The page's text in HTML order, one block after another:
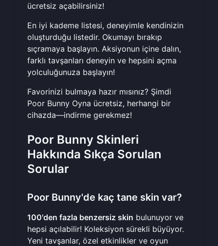
ücretsiz açabilirsiniz!
En iyi kademe listesi, deneyimle kendinizin
oluşturduğu listedir. Okumayı bırakıp
sıçramaya başlayın. Aksiyonun içine dalın,
farklı tavşanları deneyin ve hepsini açma
yolculuğunuza başlayın!
Favorinizi bulmaya hazır mısınız? Şimdi
Poor Bunny Oyna ücretsiz, herhangi bir
cihazda—indirme gerekmez!
Poor Bunny Skinleri
Hakkında Sıkça Sorulan
Sorular
Poor Bunny'de kaç tane skin var?
100'den fazla benzersiz skin bulunuyor ve
hepsi açılabilir! Koleksiyon sürekli büyüyor.
Yeni tavşanlar, özel etkinlikler ve oyun